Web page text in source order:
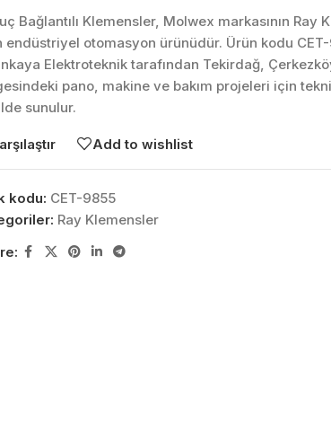
Bağlantılı Klemensler, Molwex markasının
endüstriyel otomasyon ürünüdür. Ürün kodu
Elektroteknik tarafından Tekirdağ,
pano, makine ve bakım projeleri için
sunulur.
Add to wishlist
kodu: CET-9855
Ray Klemensler